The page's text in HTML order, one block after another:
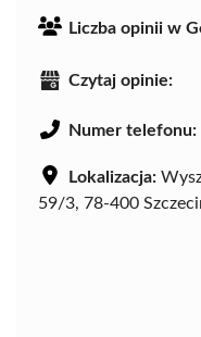
Liczba opinii w
Czytaj opinie:
Numer telefonu:
Lokalizacja:
59/3, 78-400